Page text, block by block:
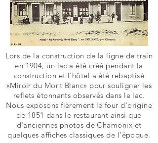
Lors de la construction de la ligne de train
en 1904, un lac a été créé pendant la
construction et l'hôtel a été rebaptisé
«Miroir du Mont Blanc» pour souligner les
reflets étonnants observés dans le lac.
Nous exposons fièrement le four d'origine
de 1851 dans le restaurant ainsi que
d'anciennes photos de Chamonix et
quelques affiches classiques de l'époque.